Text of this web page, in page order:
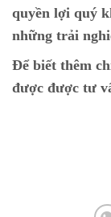
quyền lợi quý
những trải
Để biết thêm
được được tư